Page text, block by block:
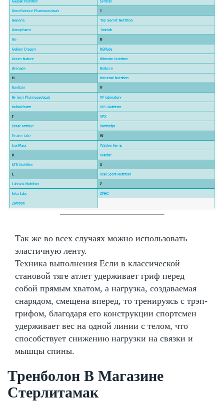
Так же во всех случаях можно использовать
эластичную ленту.
Техника выполнения Если в классической
становой тяге атлет удерживает гриф перед
собой прямым хватом, а нагрузка, создаваемая
снарядом, смещена вперед, то тренируясь с трэп-
грифом, благодаря его конструкции спортсмен
удерживает вес на одной линии с телом, что
способствует снижению нагрузки на связки и
мышцы спины.
Тренболон В Магазине
Стерлитамак